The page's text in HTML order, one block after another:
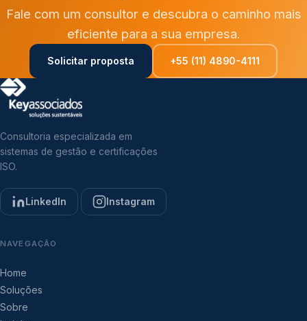
Fale com um consultor e descubra o caminho mais
eficiente para a sua empresa.
Solicitar proposta +55 (11) 4890-4111
Consultoria especializada em
sistemas de gestão e certificações
ISO.
LinkedIn Instagram
NAVEGAÇÃO
Home
Soluções
Sobre